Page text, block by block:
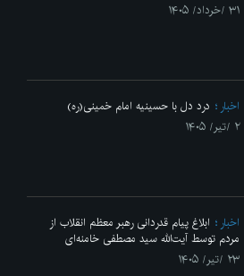
۳۱ /خرداد/ ۱۴۰۵
اخبار
درد دل با حسینیه امام خمینی(ره)
۲ /تیر/ ۱۴۰۵
اخبار
ابلاغ پیام قدردانی رهبر معظم انقلاب از
مردم توسط آیت‌الله سید مصطفی خامنه‌ای
۲۳ /تیر/ ۱۴۰۵